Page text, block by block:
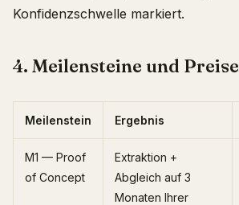
Konfidenzschwelle markiert.
4. Meilensteine und Preise
Meilenstein Ergebnis
M1 — Proof
of Concept
Extraktion +
Abgleich auf 3
Monaten Ihrer